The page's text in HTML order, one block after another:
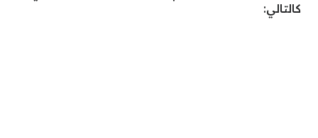
كالتالي: